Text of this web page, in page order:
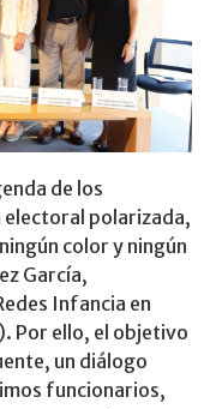
de los
electoral polarizada,
color y ningún
García,
Infancia en
Por ello, el objetivo
un diálogo
funcionarios,